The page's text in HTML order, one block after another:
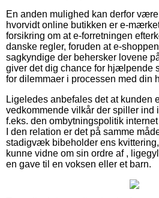
En anden mulighed kan derfor
hvorvidt online butikken er e-
forsikring om at e-forretningen
danske regler, foruden at e-
sagkyndige der behersker lovene
giver det dig chance for hjælpende
for dilemmaer i processen med din
Ligeledes anbefales det at kunden
vedkommende vilkår der spiller ind
f.eks. den ombytningspolitik
I den relation er det på samme
stadigvæk bibeholder ens
kunne vidne om sin ordre af ,
en gave til en voksen eller et barn.